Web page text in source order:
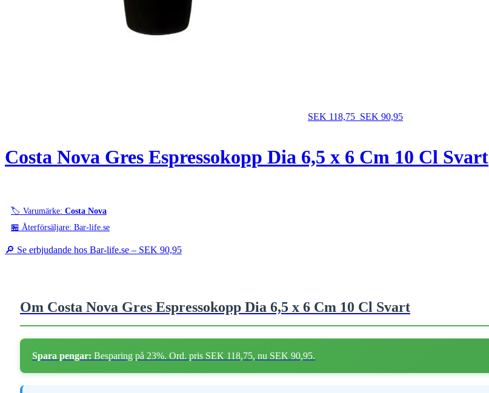
SEK 118,75 SEK 90,95
Costa Nova Gres Espressokopp Dia 6,5 x 6 Cm 10 Cl Svart
🏷️ Varumärke: Costa Nova
🏪 Återförsäljare: Bar-life.se
🔎 Se erbjudande hos Bar-life.se – SEK 90,95
Om Costa Nova Gres Espressokopp Dia 6,5 x 6 Cm 10 Cl Svart
Spara pengar: Besparing på 23%. Ord. pris SEK 118,75, nu SEK 90,95.